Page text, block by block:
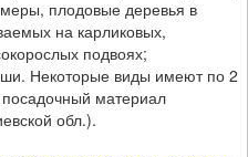
плодовые деревья в
на карликовых,
подвоях;
Некоторые виды имеют по 2
материал
обл.).